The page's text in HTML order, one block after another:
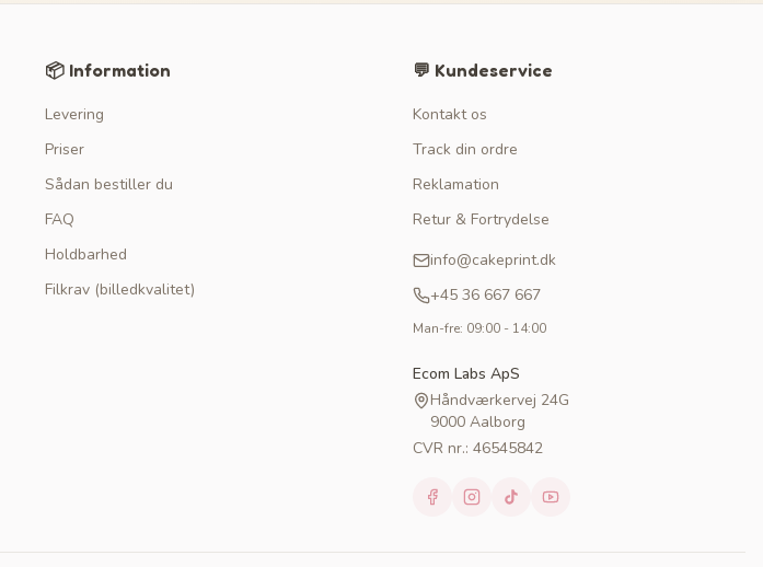
📦 Information
Levering
Priser
Sådan bestiller du
FAQ
Holdbarhed
Filkrav (billedkvalitet)
💬 Kundeservice
Kontakt os
Track din ordre
Reklamation
Retur & Fortrydelse
info@cakeprint.dk
+45 36 667 667
Man-fre: 09:00 - 14:00
Ecom Labs ApS
Håndværkervej 24G
9000 Aalborg
CVR nr.: 46545842